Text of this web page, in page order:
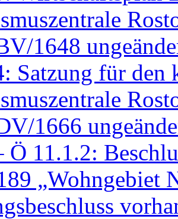
1648
Satzung für den
1666
Ö 11.1.2:
„Wohngebiet